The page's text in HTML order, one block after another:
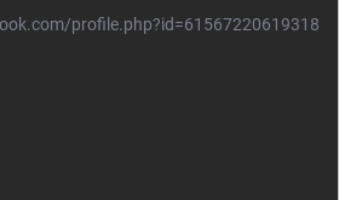
profile.php?id=61567220619318